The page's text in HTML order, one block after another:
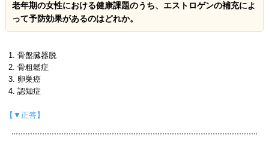
老年期の女性における健康課題のうち、エストロゲンの補充によ
って予防効果があるのはどれか。
骨盤臓器脱
骨粗鬆症
卵巣癌
認知症
【▼正答】